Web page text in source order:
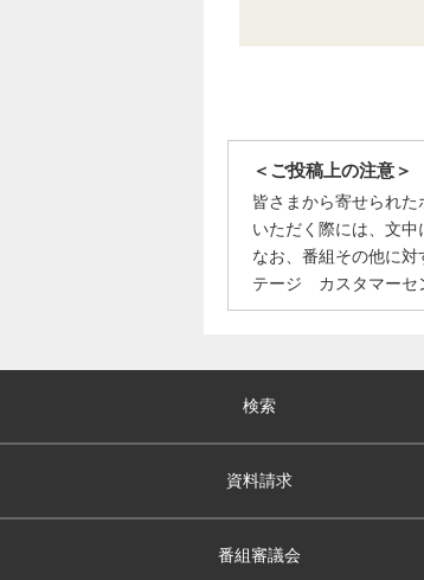
＜ご投稿上の注意＞
皆さまから寄せられ
いただく際には、文
なお、番組その他に
テージ カスタマーセ
検索
資料請求
番組審議会